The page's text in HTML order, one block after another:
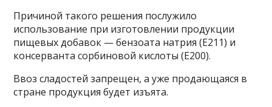
Причиной такого решения послужило
использование при изготовлении продукции
пищевых добавок — бензоата натрия (Е211) и
консерванта сорбиновой кислоты (Е200).
Ввоз сладостей запрещен, а уже продающаяся в
стране продукция будет изъята.